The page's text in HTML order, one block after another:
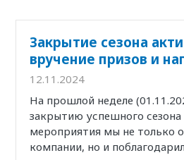
Закрытие сезона
вручение призов и
12.11.2024
На прошлой неделе
закрытию успешного
мероприятия мы не только
компании, но и